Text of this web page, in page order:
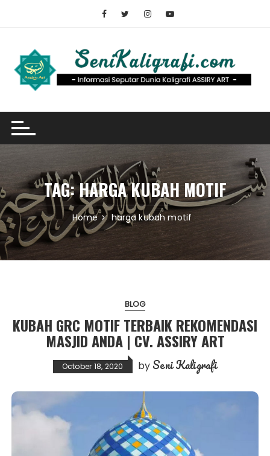
TAG:HARGA KUBAH MOTIF
Home harga kubah motif
BLOG
KUBAH GRC MOTIF TERBAIK REKOMENDASI
MASJID ANDA | CV. ASSIRY ART
October 18, 2020 by Seni Kaligrafi